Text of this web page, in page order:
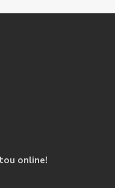
online!